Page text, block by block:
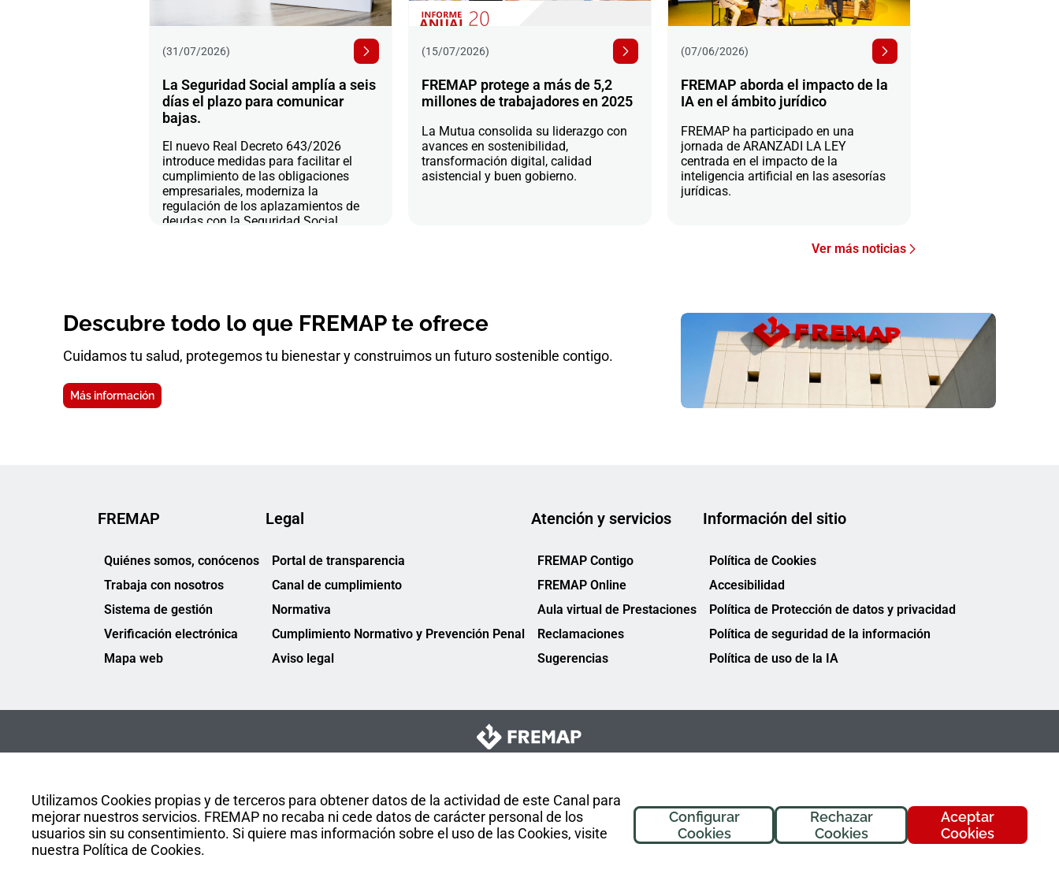
Utilizamos Cookies propias y de terceros para obtener datos de la actividad de este Canal para
mejorar nuestros servicios. FREMAP no recaba ni cede datos de carácter personal de los
usuarios sin su consentimiento. Si quiere mas información sobre el uso de las Cookies, visite
nuestra Política de Cookies.
Aceptar
Cookies
Rechazar
Cookies
Configurar
Cookies
(31/07/2026)
La Seguridad Social amplía a seis
días el plazo para comunicar
bajas.
El nuevo Real Decreto 643/2026
introduce medidas para facilitar el
cumplimiento de las obligaciones
empresariales, moderniza la
regulación de los aplazamientos de
deudas con la Seguridad Social
(15/07/2026)
FREMAP protege a más de 5,2
millones de trabajadores en 2025
La Mutua consolida su liderazgo con
avances en sostenibilidad,
transformación digital, calidad
asistencial y buen gobierno.
(07/06/2026)
FREMAP aborda el impacto de la
IA en el ámbito jurídico
FREMAP ha participado en una
jornada de ARANZADI LA LEY
centrada en el impacto de la
inteligencia artificial en las asesorías
jurídicas.
Ver más noticias
Descubre todo lo que FREMAP te ofrece
Cuidamos tu salud, protegemos tu bienestar y construimos un futuro sostenible contigo.
Más información
¡Hola! Soy
, tu asistente de
FREMAP. ¿En qué puedo ayudarte
hoy?
FREMAP
Quiénes somos, conócenos
Trabaja con nosotros
Sistema de gestión
Verificación electrónica
Mapa web
Legal
Portal de transparencia
Canal de cumplimiento
Normativa
Cumplimiento Normativo y Prevención Penal
Aviso legal
Atención y servicios
FREMAP Contigo
FREMAP Online
Aula virtual de Prestaciones
Reclamaciones
Sugerencias
Información del sitio
Política de Cookies
Accesibilidad
Política de Protección de datos y privacidad
Política de seguridad de la información
Política de uso de la IA